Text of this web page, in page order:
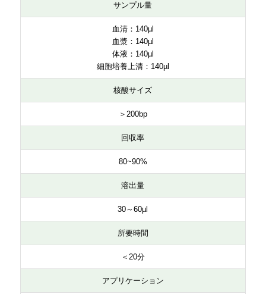
サンプル量
血清：140µl
血漿：140µl
体液：140µl
細胞培養上清：140µl
核酸サイズ
＞200bp
回収率
80~90%
溶出量
30～60µl
所要時間
＜20分
アプリケーション